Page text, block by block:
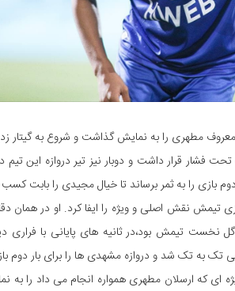
مطهری را به نمایش گذاشت و شروع به گیتار
فشار قرار داشت و دوبار نیز تیر دروازه این تیم
را به ثمر برساند تا خیال مجیدی را بابت کسب
نقش اصلی و ویژه را ایفا کرد. او در همان
تیمش بود،در ثانیه های پایانی با فراری
به تک شد و دروازه مشهدی ها را برای بار دوم
ای که ارسلان مطهری همواره انجام می داد را به